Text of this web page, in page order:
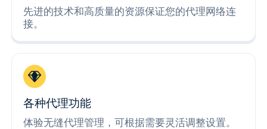
先进的技术和高质量的资源保证您的代理网络连
接。
各种代理功能
体验无缝代理管理，可根据需要灵活调整设置。